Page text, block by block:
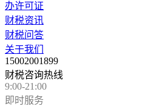
办许可证
财税资讯
财税问答
关于我们
15002001899
财税咨询热线
9:00-21:00
即时服务